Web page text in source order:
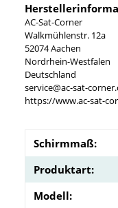
AC-Sat-Corner
Walkmühlenstr. 12a
52074 Aachen
Nordrhein-Westfalen
Deutschland
service@ac-sat-
https://www.ac-sat-
Schirmmaß:
Produktart:
Modell: